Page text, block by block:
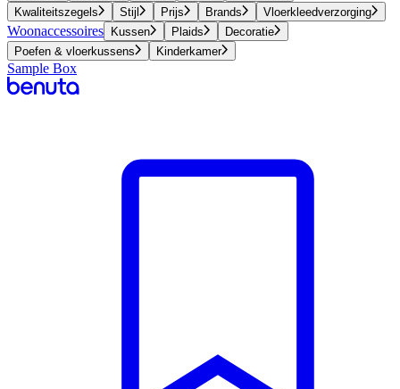
Kwaliteitszegels
Stijl Prijs Brands Vloerkleedverzorging
Woonaccessoires Kussen Plaids
Decoratie
Poefen & vloerkussens
Kinderkamer
Sample Box